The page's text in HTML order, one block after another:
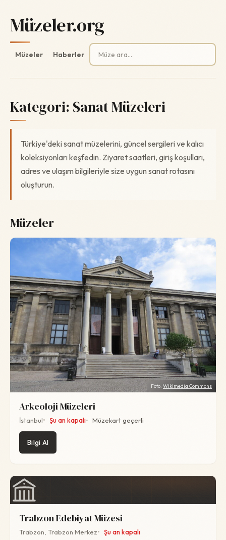
Müzeler.org
Müzeler Haberler
Arama:
Kategori: Sanat Müzeleri
Türkiye'deki sanat müzelerini, güncel sergileri ve kalıcı
koleksiyonları keşfedin. Ziyaret saatleri, giriş koşulları,
adres ve ulaşım bilgileriyle size uygun sanat rotasını
oluşturun.
Müzeler
Foto: Wikimedia Commons
Arkeoloji Müzeleri
İstanbul Şu an kapalı Müzekart geçerli
Bilgi Al
Trabzon Edebiyat Müzesi
Trabzon, Trabzon Merkez Şu an kapalı